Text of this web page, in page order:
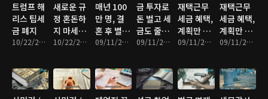
트럼프 해
리스 팁세
금 폐지
10/22/2024 • 7분
새로운 규
정 혼돈하
지 마세요.
놓치면 벌
10/22/2024 • 4분
매년 100
만 명, 결
혼 후 별도
세금보고
는?
09/11/2024 • 4분
금 투자로
돈 벌고 세
금도 줄이
자!
09/11/2024 • 5분
재택근무
세금 혜택,
계획만 잘
하면 가능!
09/11/2024 • 4분
재택근무
세금 혜택,
계획만 잘
하면 가능!
09/11/2024 • 4분